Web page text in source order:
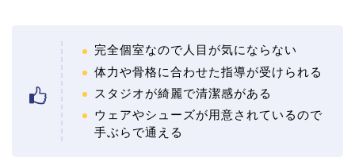
完全個室なので人目が気にならない
体力や骨格に合わせた指導が受けられる
スタジオが綺麗で清潔感がある
ウェアやシューズが用意されているので
手ぶらで通える